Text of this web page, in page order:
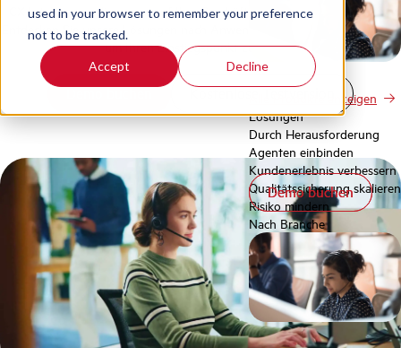
used in your browser to remember your preference
not to be tracked.
Accept Decline
Alle Produkte anzeigen
Lösungen
Durch Herausforderung
Agenten einbinden
Kundenerlebnis verbessern
Qualitätssicherung skalieren
Risiko mindern
Nach Branche
Demo buchen
Demo buchen
CX-Intelligence, die genau auf Ihre Geschäftsabläufe zugeschnitten ist.
Entdecken Sie unsere Lösungen nach Anwendungsfällen oder Branchen,
um Ihren Einstiegspunkt zu finden.
Demo buchen Kostenlose Testversion